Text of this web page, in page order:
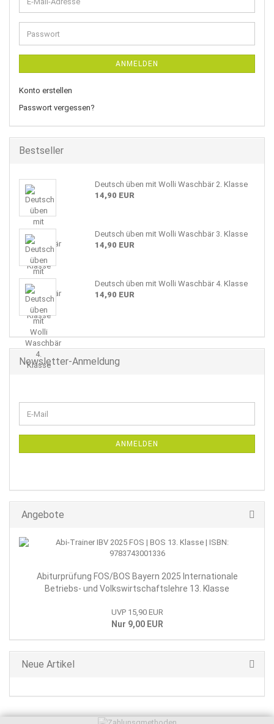
Mail-
Adresse
Passwort
ANMELDEN
Konto erstellen
Passwort vergessen?
Bestseller
Deutsch üben mit Wolli Waschbär 2. Klasse
14,90 EUR
Deutsch üben mit Wolli Waschbär 3. Klasse
14,90 EUR
Deutsch üben mit Wolli Waschbär 4. Klasse
14,90 EUR
Newsletter-Anmeldung
ZUR
E-
Mail
ANMELDEN
Angebote
Abiturprüfung FOS/BOS Bayern 2025 Internationale
Betriebs- und Volkswirtschaftslehre 13. Klasse
UVP 15,90 EUR
Nur 9,00 EUR
Neue Artikel